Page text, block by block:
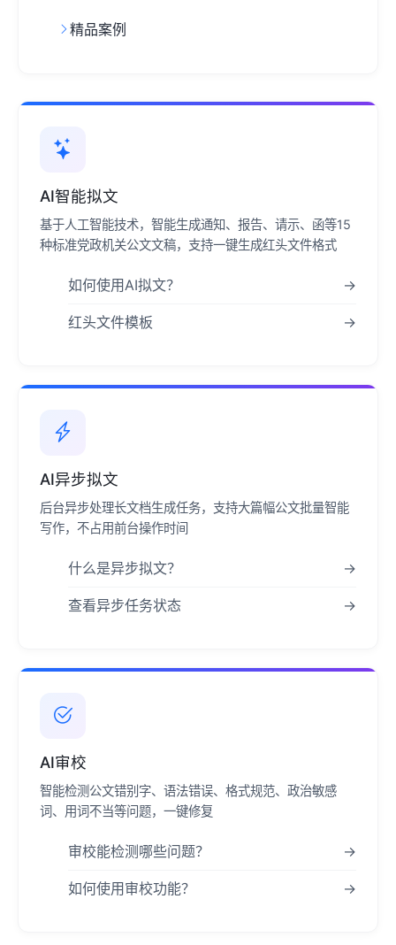
精品案例
AI智能拟文
基于人工智能技术，智能生成通知、报告、请示、函等15
种标准党政机关公文文稿，支持一键生成红头文件格式
如何使用AI拟文？ →
红头文件模板 →
AI异步拟文
后台异步处理长文档生成任务，支持大篇幅公文批量智能
写作，不占用前台操作时间
什么是异步拟文？ →
查看异步任务状态 →
AI审校
智能检测公文错别字、语法错误、格式规范、政治敏感
词、用词不当等问题，一键修复
审校能检测哪些问题？ →
如何使用审校功能？ →